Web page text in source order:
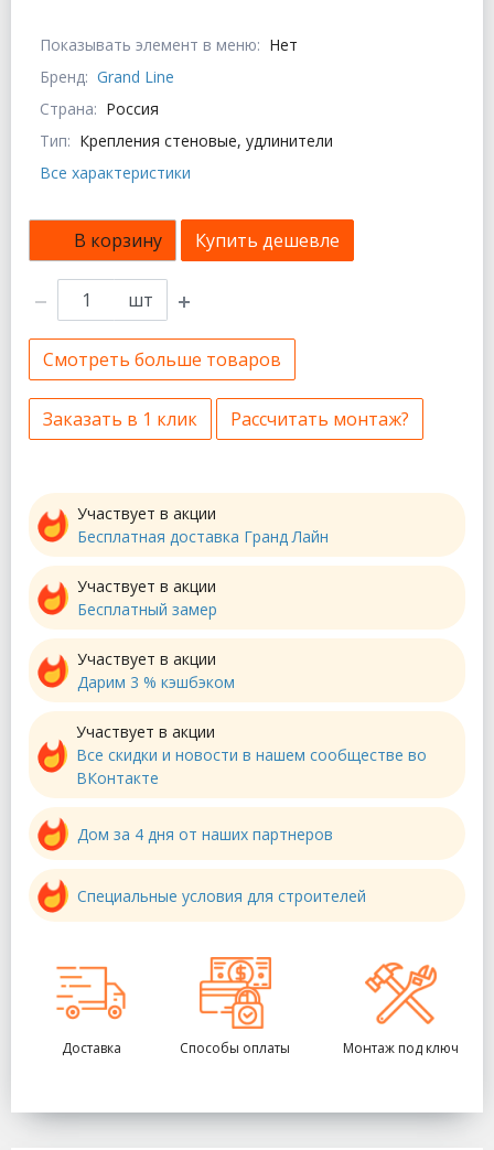
Показывать элемент в меню: Нет
Бренд: Grand Line
Страна: Россия
Тип: Крепления стеновые, удлинители
Все характеристики
В корзину Купить дешевле
шт
Смотреть больше товаров
Заказать в 1 клик Рассчитать монтаж?
Участвует в акции
Бесплатная доставка Гранд Лайн
Участвует в акции
Бесплатный замер
Участвует в акции
Дарим 3 % кэшбэком
Участвует в акции
Все скидки и новости в нашем сообществе во
ВКонтакте
Дом за 4 дня от наших партнеров
Специальные условия для строителей
Доставка Способы оплаты Монтаж под ключ